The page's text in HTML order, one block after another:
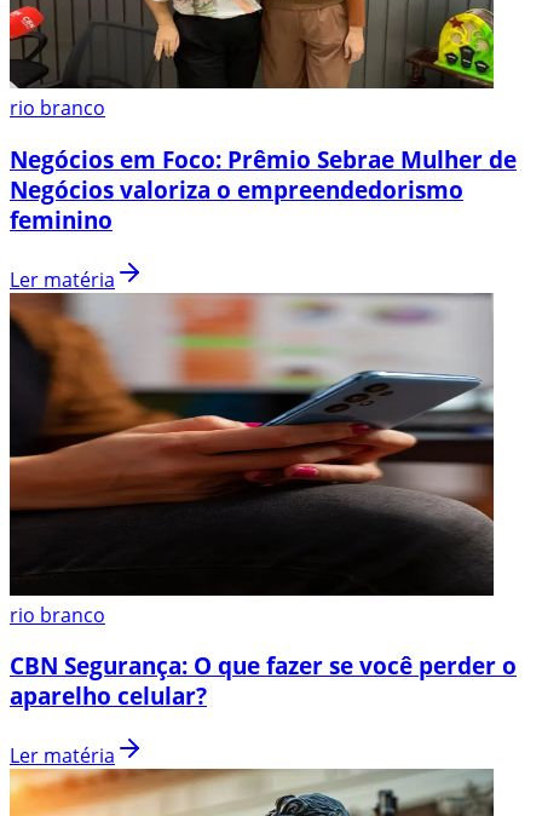
rio branco
Negócios em Foco: Prêmio Sebrae Mulher de
Negócios valoriza o empreendedorismo
feminino
Ler matéria
rio branco
CBN Segurança: O que fazer se você perder o
aparelho celular?
Ler matéria